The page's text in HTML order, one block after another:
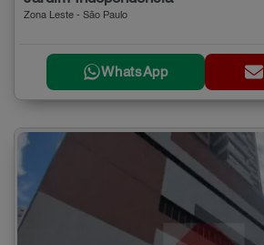
Zona Leste - São Paulo
WhatsApp